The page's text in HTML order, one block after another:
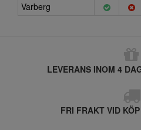
Varberg
LEVERANS INOM 4
FRI FRAKT VID